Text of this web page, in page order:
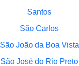
Santos
São Carlos
São João da Boa Vista
São José do Rio Preto